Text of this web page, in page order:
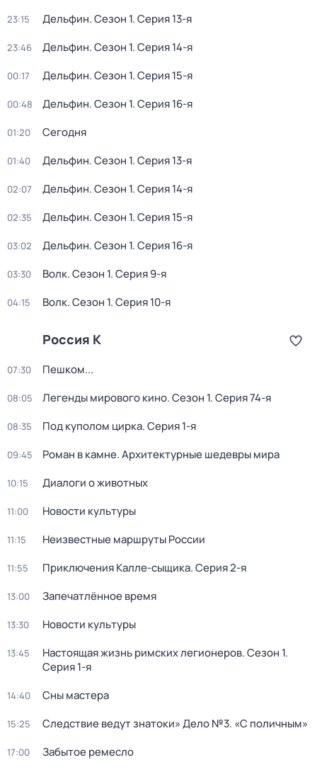
23:15 Дельфин. Сезон 1. Серия 13-я
23:46 Дельфин. Сезон 1. Серия 14-я
00:17 Дельфин. Сезон 1. Серия 15-я
00:48 Дельфин. Сезон 1. Серия 16-я
01:20 Сегодня
01:40 Дельфин. Сезон 1. Серия 13-я
02:07 Дельфин. Сезон 1. Серия 14-я
02:35 Дельфин. Сезон 1. Серия 15-я
03:02 Дельфин. Сезон 1. Серия 16-я
03:30 Волк. Сезон 1. Серия 9-я
04:15 Волк. Сезон 1. Серия 10-я
Россия К
07:30 Пешком...
08:05 Легенды мирового кино. Сезон 1. Серия 74-я
08:35 Под куполом цирка. Серия 1-я
09:45 Роман в камне. Архитектурные шедевры мира
10:15 Диалоги о животных
11:00 Новости культуры
11:15 Неизвестные маршруты России
11:55 Приключения Калле-сыщика. Серия 2-я
13:00 Запечатлённое время
13:30 Новости культуры
13:45 Настоящая жизнь римских легионеров. Сезон 1.
Серия 1-я
14:40 Сны мастера
15:25 Следствие ведут знатоки» Дело №3. «С поличным»
17:00 Забытое ремесло